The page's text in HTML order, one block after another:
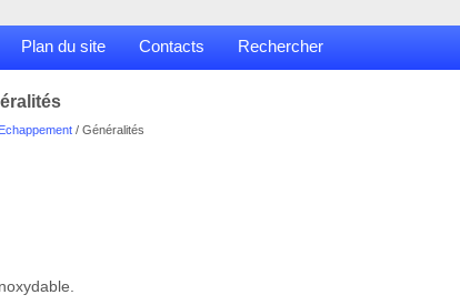
Plan du site Contacts Rechercher
Echappement / Généralités